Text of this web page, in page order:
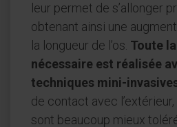
leur permet de s’allonger
obtenant ainsi une
la longueur de l’os. Toute
nécessaire est réalisée
techniques mini-
de contact avec
sont beaucoup mieux